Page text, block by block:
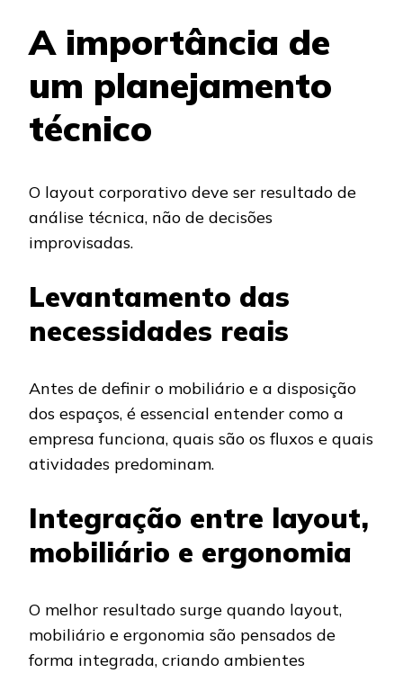
A importância de
um planejamento
técnico
O layout corporativo deve ser resultado de
análise técnica, não de decisões
improvisadas.
Levantamento das
necessidades reais
Antes de definir o mobiliário e a disposição
dos espaços, é essencial entender como a
empresa funciona, quais são os fluxos e quais
atividades predominam.
Integração entre layout,
mobiliário e ergonomia
O melhor resultado surge quando layout,
mobiliário e ergonomia são pensados de
forma integrada, criando ambientes